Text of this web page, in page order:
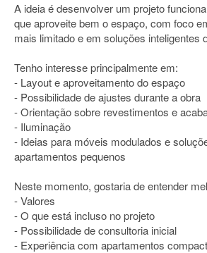
A ideia é desenvolver um projeto
que aproveite bem o espaço, com foco
mais limitado e em soluções inteligentes
Tenho interesse principalmente em:
- Layout e aproveitamento do espaço
- Possibilidade de ajustes durante a obra
- Orientação sobre revestimentos e
- Iluminação
- Ideias para móveis modulados e
apartamentos pequenos
Neste momento, gostaria de entender
- Valores
- O que está incluso no projeto
- Possibilidade de consultoria inicial
- Experiência com apartamentos